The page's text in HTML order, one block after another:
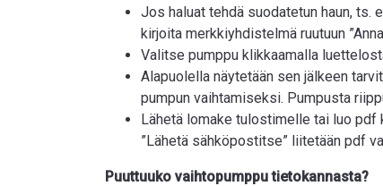
Jos haluat tehdä suodatetun haun, ts.
kirjoita merkkiyhdistelmä ruutuun
Valitse pumppu klikkaamalla
Alapuolella näytetään sen jälkeen
pumpun vaihtamiseksi. Pumpusta
Lähetä lomake tulostimelle tai luo pdf
”Lähetä sähköpostitse” liitetään pdf
Puuttuuko vaihtopumppu tietokannasta?